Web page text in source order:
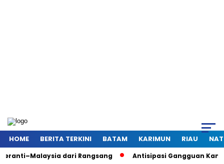
HOME BERITA TERKINI BATAM KARIMUN RIAU
dari Rangsang Antisipasi Gangguan